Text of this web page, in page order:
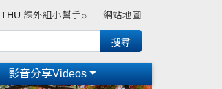
THU 課外組小幫手⌕ 網站地圖
影音分享Videos